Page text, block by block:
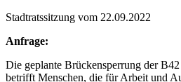
Stadtratssitzung vom 22.09.2022
Anfrage:
Die geplante Brückensperrung der
betrifft Menschen, die für Arbeit und